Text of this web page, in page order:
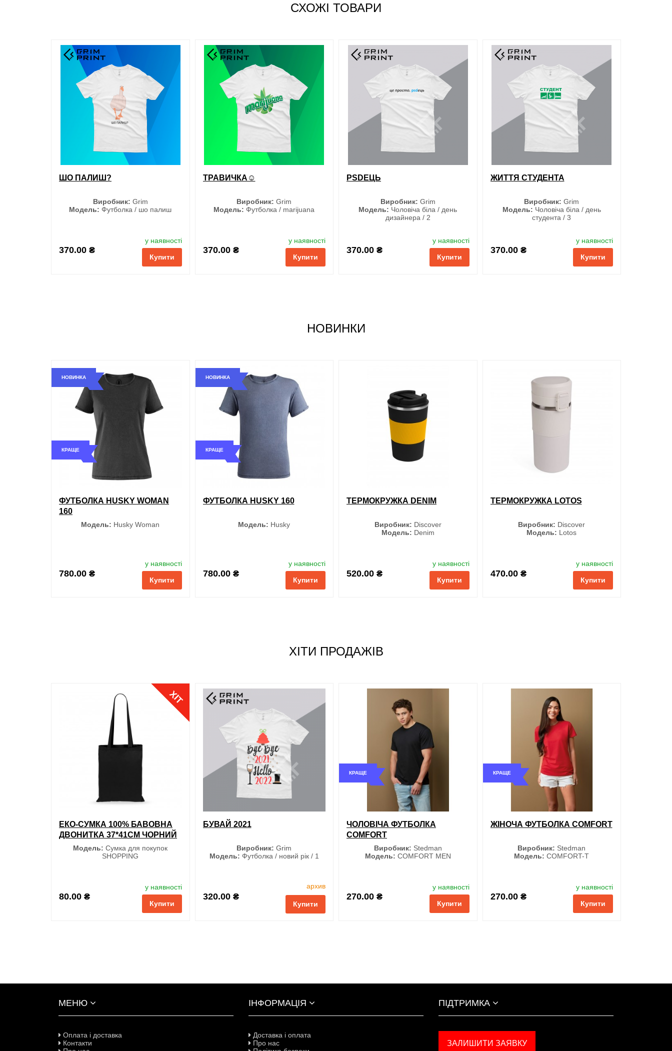
СХОЖІ ТОВАРИ
ШО ПАЛИШ?
Виробник: Grim
Модель: Футболка / шо палиш
370.00 ₴
у наявності
Купити
обрані купити в 1 клік
ТРАВИЧКА☺
Виробник: Grim
Модель: Футболка / marijuana
370.00 ₴
у наявності
Купити
обрані купити в 1 клік
PSDЕЦЬ
Виробник: Grim
Модель: Чоловіча біла / день
дизайнера / 2
370.00 ₴
у наявності
Купити
порівняння
ЖИТТЯ СТУДЕНТА
Виробник: Grim
Модель: Чоловіча біла / день
студента / 3
370.00 ₴
у наявності
Купити
порівняння
НОВИНКИ
НОВИНКА
КРАЩЕ
ФУТБОЛКА HUSKY WOMAN
160
Модель: Husky Woman
780.00 ₴
у наявності
Купити
Чорний
XL
XXL
НОВИНКА
КРАЩЕ
ФУТБОЛКА HUSKY 160
Модель: Husky
780.00 ₴
у наявності
Купити
Чорний
XXL
обрані порівняння купити в 1 клік
ТЕРМОКРУЖКА DENIM
Виробник: Discover
Модель: Denim
520.00 ₴
у наявності
Купити
Чорний
порівняння
ТЕРМОКРУЖКА LOTOS
Виробник: Discover
Модель: Lotos
470.00 ₴
у наявності
Купити
Чорний
порівняння
ХІТИ ПРОДАЖІВ
ХІТ
ЕКО-СУМКА 100% БАВОВНА
ДВОНИТКА 37*41СМ ЧОРНИЙ
Модель: Сумка для покупок
SHOPPING
80.00 ₴
у наявності
Купити
БУВАЙ 2021
Виробник: Grim
Модель: Футболка / новий рік / 1
320.00 ₴
архив
Купити
S
M
XXL
КРАЩЕ
ЧОЛОВІЧА ФУТБОЛКА
COMFORT
Виробник: Stedman
Модель: COMFORT MEN
270.00 ₴
у наявності
Купити
КРАЩЕ
ЖІНОЧА ФУТБОЛКА COMFORT
Виробник: Stedman
Модель: COMFORT-T
270.00 ₴
у наявності
Купити
МЕНЮ
Оплата і доставка
Контакти
ІНФОРМАЦІЯ
Доставка і оплата
Про нас
ПІДТРИМКА
ЗАЛИШИТИ ЗАЯВКУ